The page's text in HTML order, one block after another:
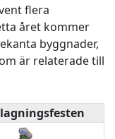
flera
året kommer
byggnader,
är relaterade till